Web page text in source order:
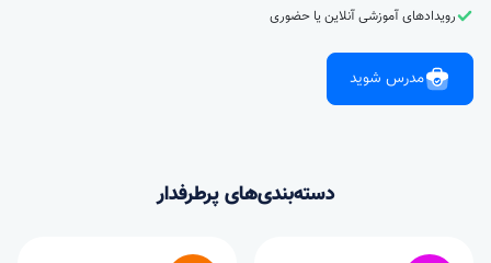
رویدادهای آموزشی آنلاین یا حضوری
مدرس شوید
دسته‌بندی‌های پرطرفدار